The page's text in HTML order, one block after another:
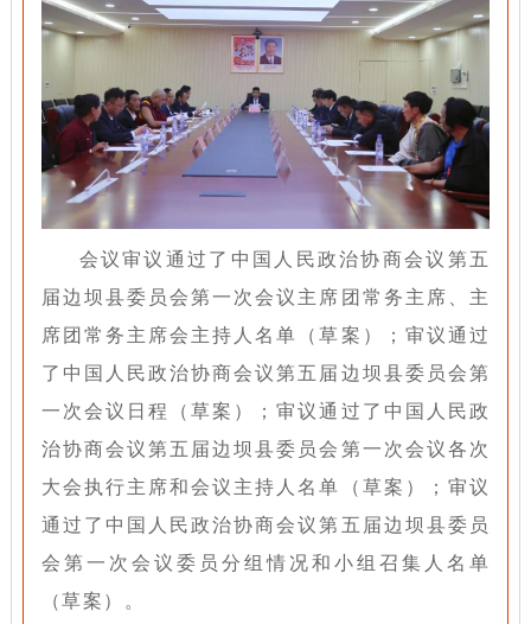
会议审议通过了中国人民政治协商会议第五
届边坝县委员会第一次会议主席团常务主席、主
席团常务主席会主持人名单（草案）；审议通过
了中国人民政治协商会议第五届边坝县委员会第
一次会议日程（草案）；审议通过了中国人民政
治协商会议第五届边坝县委员会第一次会议各次
大会执行主席和会议主持人名单（草案）；审议
通过了中国人民政治协商会议第五届边坝县委员
会第一次会议委员分组情况和小组召集人名单
（草案）。